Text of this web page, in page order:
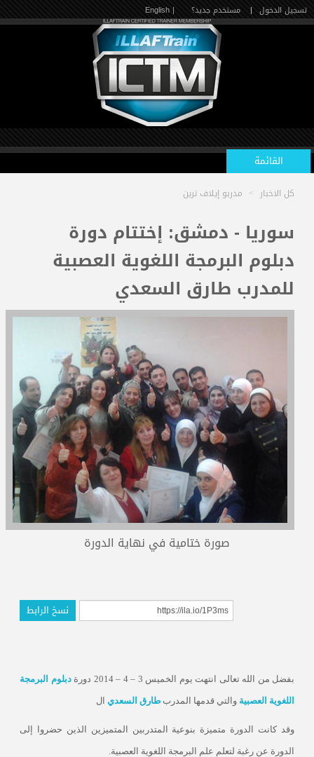
تسجيل الدخول | مستخدم جديد؟ | English
القائمة
الرئيسية
الدورات القادمة
المدربون
كل الاخبار > مدربو إيلاف ترين
سوريا - دمشق: إختتام دورة
دبلوم البرمجة اللغوية العصبية
للمدرب طارق السعدي
صورة ختامية في نهاية الدورة
نسخ الرابط
بفضل من الله تعالى انتهت يوم الخميس 3 – 4 – 2014 دورة دبلوم البرمجة
اللغوية العصبية والتي قدمها المدرب طارق السعدي ال
وقد كانت الدورة متميزة بنوعية المتدربين المتميزين الذين حضروا إلى
الدورة عن رغبة لتعلم علم البرمجة اللغوية العصبية.